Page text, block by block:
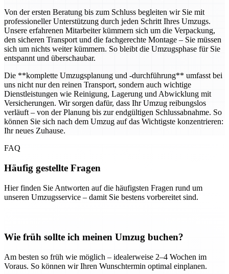
Von der ersten Beratung bis zum Schluss begleiten wir Sie mit
professioneller Unterstützung durch jeden Schritt Ihres Umzugs.
Unsere erfahrenen Mitarbeiter kümmern sich um die Verpackung,
den sicheren Transport und die fachgerechte Montage – Sie müssen
sich um nichts weiter kümmern. So bleibt die Umzugsphase für Sie
entspannt und überschaubar.
Die **komplette Umzugsplanung und -durchführung** umfasst bei
uns nicht nur den reinen Transport, sondern auch wichtige
Dienstleistungen wie Reinigung, Lagerung und Abwicklung mit
Versicherungen. Wir sorgen dafür, dass Ihr Umzug reibungslos
verläuft – von der Planung bis zur endgültigen Schlussabnahme. So
können Sie sich nach dem Umzug auf das Wichtigste konzentrieren:
Ihr neues Zuhause.
FAQ
Häufig gestellte Fragen
Hier finden Sie Antworten auf die häufigsten Fragen rund um
unseren Umzugsservice – damit Sie bestens vorbereitet sind.
Wie früh sollte ich meinen Umzug buchen?
Am besten so früh wie möglich – idealerweise 2–4 Wochen im
Voraus. So können wir Ihren Wunschtermin optimal einplanen.